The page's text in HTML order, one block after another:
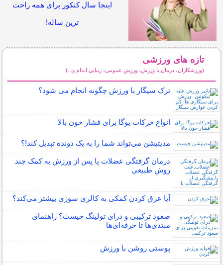
اینجا سال کنکور برای همه راحت
ترین ساله!
تازه های ورزشی
(ورزشکاران، درمان با ورزش، ورزش عمومی، زیبایی اندام و...)
ترک سیگار با ورزش چگونه انجام می شود؟
انواع حرکات یوگا برای فشار خون بالا
مدیتیشن می‌تواند شما را به یک دونده تبدیل کند!؟
درمان گرفتگی عضلات پا پس از ورزش به کمک چند
روش طبیعی
آیا عرق کردن کمکی به کالری سوزی بیشتر می‌کند؟
صعود ترکیبی و درای تولینگ چیست؟ راهنمای
مبتدی‌ها تا حرفه‌ای‌ها
پوستی روشن با ورزش